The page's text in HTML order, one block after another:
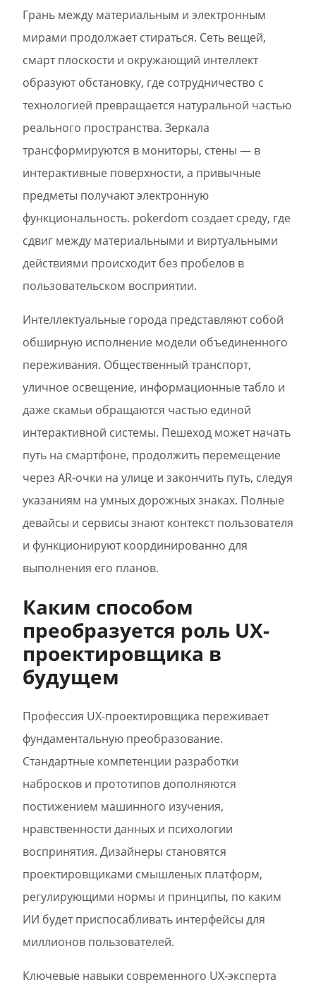
Грань между материальным и электронным
мирами продолжает стираться. Сеть вещей,
смарт плоскости и окружающий интеллект
образуют обстановку, где сотрудничество с
технологией превращается натуральной частью
реального пространства. Зеркала
трансформируются в мониторы, стены — в
интерактивные поверхности, а привычные
предметы получают электронную
функциональность. pokerdom создает среду, где
сдвиг между материальными и виртуальными
действиями происходит без пробелов в
пользовательском восприятии.
Интеллектуальные города представляют собой
обширную исполнение модели объединенного
переживания. Общественный транспорт,
уличное освещение, информационные табло и
даже скамьи обращаются частью единой
интерактивной системы. Пешеход может начать
путь на смартфоне, продолжить перемещение
через AR-очки на улице и закончить путь, следуя
указаниям на умных дорожных знаках. Полные
девайсы и сервисы знают контекст пользователя
и функционируют координированно для
выполнения его планов.
Каким способом
преобразуется роль UX-
проектировщика в
будущем
Профессия UX-проектировщика переживает
фундаментальную преобразование.
Стандартные компетенции разработки
набросков и прототипов дополняются
постижением машинного изучения,
нравственности данных и психологии
воспринятия. Дизайнеры становятся
проектировщиками смышленых платформ,
регулирующими нормы и принципы, по каким
ИИ будет приспосабливать интерфейсы для
миллионов пользователей.
Ключевые навыки современного UX-эксперта